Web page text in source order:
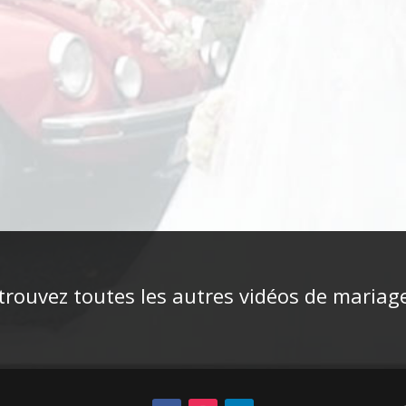
toutes les autres vidéos de